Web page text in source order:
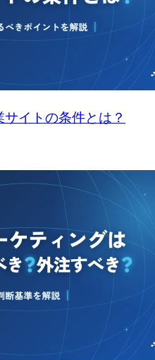
イトの条件とは？